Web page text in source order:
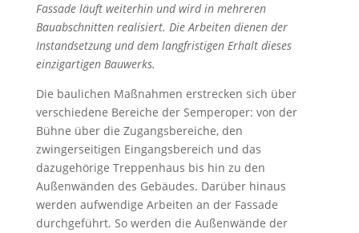
Fassade läuft weiterhin und wird in mehreren
Bauabschnitten realisiert. Die Arbeiten dienen der
Instandsetzung und dem langfristigen Erhalt dieses
einzigartigen Bauwerks.
Die baulichen Maßnahmen erstrecken sich über
verschiedene Bereiche der Semperoper: von der
Bühne über die Zugangsbereiche, den
zwingerseitigen Eingangsbereich und das
dazugehörige Treppenhaus bis hin zu den
Außenwänden des Gebäudes. Darüber hinaus
werden aufwendige Arbeiten an der Fassade
durchgeführt. So werden die Außenwände der